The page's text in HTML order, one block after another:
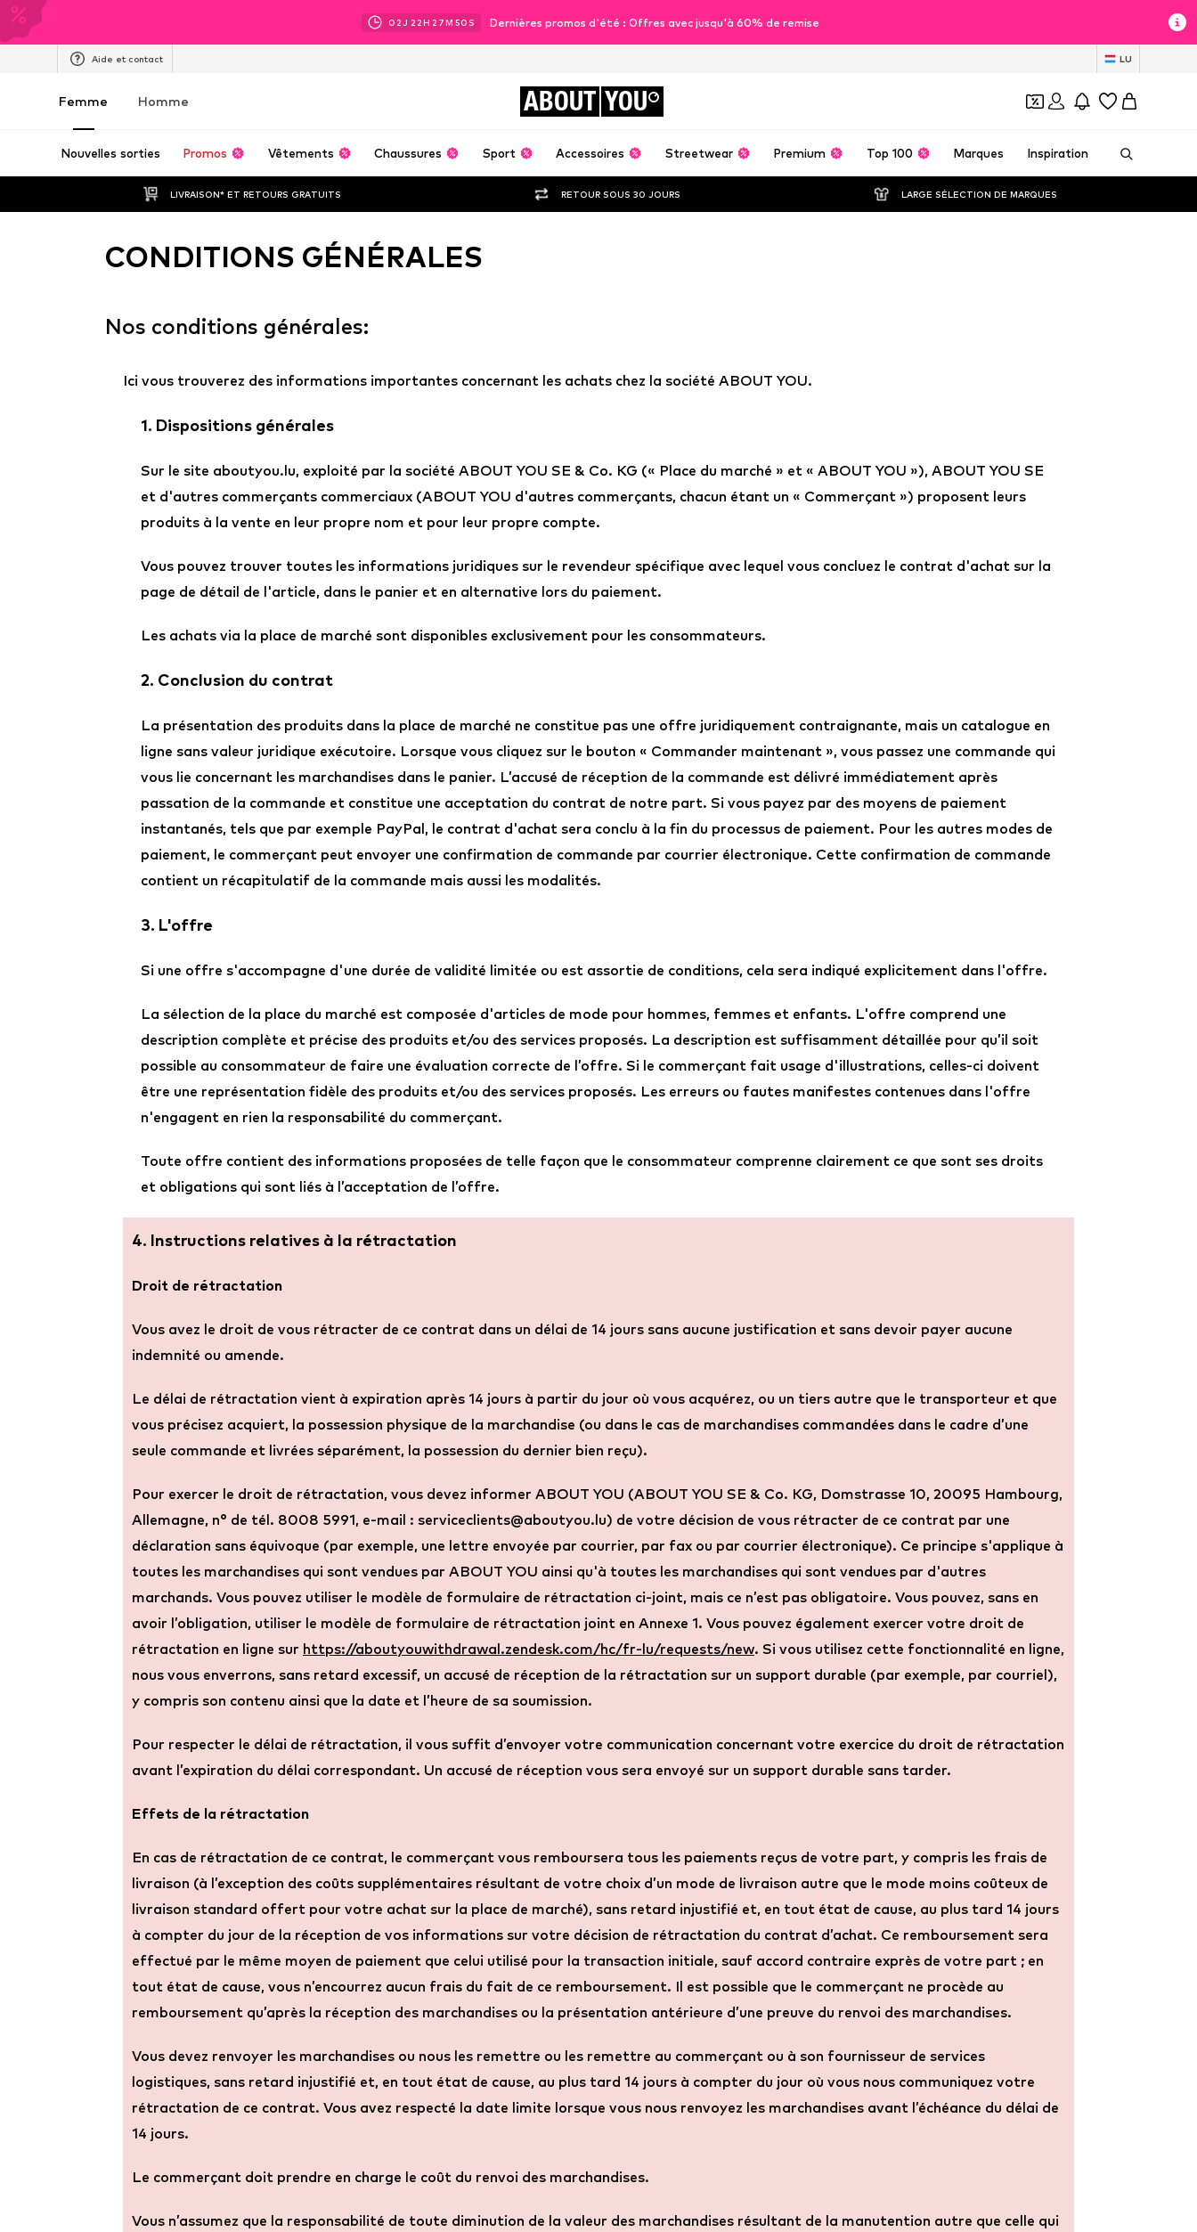
02J 22H 27M 50 S Dernières promos d'été : Offres avec jusqu'à 60% de remise
Aide et contact LU
Femme Homme ABOUT YOU
Nouvelles sorties Promos Vêtements Chaussures Sport Accessoires Streetwear Premium Top 100 Marques Inspiration
LIVRAISON* ET RETOURS GRATUITS RETOUR SOUS 30 JOURS LARGE SÉLECTION DE MARQUES
CONDITIONS GÉNÉRALES
Nos conditions générales:
Ici vous trouverez des informations importantes concernant les achats chez la société ABOUT YOU.
1. Dispositions générales
Sur le site aboutyou.lu, exploité par la société ABOUT YOU SE & Co. KG (« Place du marché » et « ABOUT YOU »), ABOUT YOU SE
et d'autres commerçants commerciaux (ABOUT YOU d'autres commerçants, chacun étant un « Commerçant ») proposent leurs
produits à la vente en leur propre nom et pour leur propre compte.
Vous pouvez trouver toutes les informations juridiques sur le revendeur spécifique avec lequel vous concluez le contrat d'achat sur la
page de détail de l'article, dans le panier et en alternative lors du paiement.
Les achats via la place de marché sont disponibles exclusivement pour les consommateurs.
2. Conclusion du contrat
La présentation des produits dans la place de marché ne constitue pas une offre juridiquement contraignante, mais un catalogue en
ligne sans valeur juridique exécutoire. Lorsque vous cliquez sur le bouton « Commander maintenant », vous passez une commande qui
vous lie concernant les marchandises dans le panier. L’accusé de réception de la commande est délivré immédiatement après
passation de la commande et constitue une acceptation du contrat de notre part. Si vous payez par des moyens de paiement
instantanés, tels que par exemple PayPal, le contrat d'achat sera conclu à la fin du processus de paiement. Pour les autres modes de
paiement, le commerçant peut envoyer une confirmation de commande par courrier électronique. Cette confirmation de commande
contient un récapitulatif de la commande mais aussi les modalités.
3. L'offre
Si une offre s'accompagne d'une durée de validité limitée ou est assortie de conditions, cela sera indiqué explicitement dans l'offre.
La sélection de la place du marché est composée d'articles de mode pour hommes, femmes et enfants. L'offre comprend une
description complète et précise des produits et/ou des services proposés. La description est suffisamment détaillée pour qu’il soit
possible au consommateur de faire une évaluation correcte de l’offre. Si le commerçant fait usage d'illustrations, celles-ci doivent
être une représentation fidèle des produits et/ou des services proposés. Les erreurs ou fautes manifestes contenues dans l'offre
n'engagent en rien la responsabilité du commerçant.
Toute offre contient des informations proposées de telle façon que le consommateur comprenne clairement ce que sont ses droits
et obligations qui sont liés à l’acceptation de l’offre.
4. Instructions relatives à la rétractation
Droit de rétractation
Vous avez le droit de vous rétracter de ce contrat dans un délai de 14 jours sans aucune justification et sans devoir payer aucune
indemnité ou amende.
Le délai de rétractation vient à expiration après 14 jours à partir du jour où vous acquérez, ou un tiers autre que le transporteur et que
vous précisez acquiert, la possession physique de la marchandise (ou dans le cas de marchandises commandées dans le cadre d’une
seule commande et livrées séparément, la possession du dernier bien reçu).
Pour exercer le droit de rétractation, vous devez informer ABOUT YOU (ABOUT YOU SE & Co. KG, Domstrasse 10, 20095 Hambourg,
Allemagne, n° de tél. 8008 5991, e-mail : serviceclients@aboutyou.lu) de votre décision de vous rétracter de ce contrat par une
déclaration sans équivoque (par exemple, une lettre envoyée par courrier, par fax ou par courrier électronique). Ce principe s'applique à
toutes les marchandises qui sont vendues par ABOUT YOU ainsi qu'à toutes les marchandises qui sont vendues par d'autres
marchands. Vous pouvez utiliser le modèle de formulaire de rétractation ci-joint, mais ce n’est pas obligatoire. Vous pouvez, sans en
avoir l’obligation, utiliser le modèle de formulaire de rétractation joint en Annexe 1. Vous pouvez également exercer votre droit de
rétractation en ligne sur https://aboutyouwithdrawal.zendesk.com/hc/fr-lu/requests/new. Si vous utilisez cette fonctionnalité en ligne,
nous vous enverrons, sans retard excessif, un accusé de réception de la rétractation sur un support durable (par exemple, par courriel),
y compris son contenu ainsi que la date et l’heure de sa soumission.
Pour respecter le délai de rétractation, il vous suffit d’envoyer votre communication concernant votre exercice du droit de rétractation
avant l’expiration du délai correspondant. Un accusé de réception vous sera envoyé sur un support durable sans tarder.
Effets de la rétractation
En cas de rétractation de ce contrat, le commerçant vous remboursera tous les paiements reçus de votre part, y compris les frais de
livraison (à l’exception des coûts supplémentaires résultant de votre choix d’un mode de livraison autre que le mode moins coûteux de
livraison standard offert pour votre achat sur la place de marché), sans retard injustifié et, en tout état de cause, au plus tard 14 jours
à compter du jour de la réception de vos informations sur votre décision de rétractation du contrat d’achat. Ce remboursement sera
effectué par le même moyen de paiement que celui utilisé pour la transaction initiale, sauf accord contraire exprès de votre part ; en
tout état de cause, vous n’encourrez aucun frais du fait de ce remboursement. Il est possible que le commerçant ne procède au
remboursement qu’après la réception des marchandises ou la présentation antérieure d’une preuve du renvoi des marchandises.
Vous devez renvoyer les marchandises ou nous les remettre ou les remettre au commerçant ou à son fournisseur de services
logistiques, sans retard injustifié et, en tout état de cause, au plus tard 14 jours à compter du jour où vous nous communiquez votre
rétractation de ce contrat. Vous avez respecté la date limite lorsque vous nous renvoyez les marchandises avant l’échéance du délai de
14 jours.
Le commerçant doit prendre en charge le coût du renvoi des marchandises.
Vous n’assumez que la responsabilité de toute diminution de la valeur des marchandises résultant de la manutention autre que celle qui